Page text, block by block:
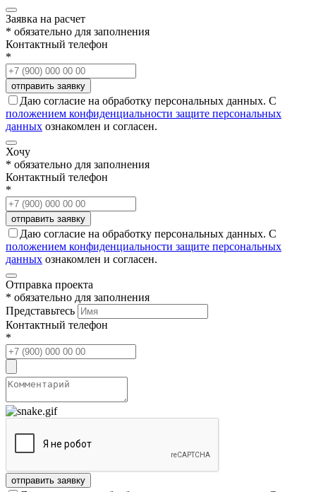
Заявка на расчет
* обязательно для заполнения
Контактный телефон
*
Даю согласие на обработку персональных данных. С
положением конфиденциальности защите персональных
данных ознакомлен и согласен.
Хочу
* обязательно для заполнения
Контактный телефон
*
Даю согласие на обработку персональных данных. С
положением конфиденциальности защите персональных
данных ознакомлен и согласен.
Отправка проекта
* обязательно для заполнения
Представьтесь
Контактный телефон
*